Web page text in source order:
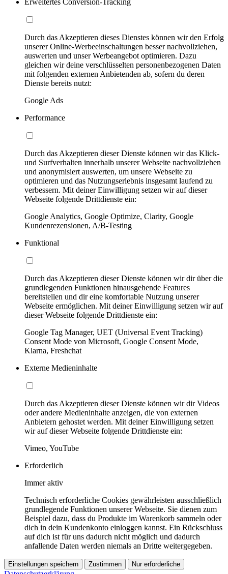
Durch das Akzeptieren dieses Dienstes können wir den Erfolg
unserer Online-Werbeeinschaltungen besser nachvollziehen,
auswerten und unser Werbeangebot optimieren. Dazu
gleichen wir deine verschlüsselten personenbezogenen Daten
mit folgenden externen Anbietenden ab, sofern du deren
Dienste bereits nutzt:
Google Ads
Performance
Durch das Akzeptieren dieser Dienste können wir das Klick-
und Surfverhalten innerhalb unserer Webseite nachvollziehen
und anonymisiert auswerten, um unsere Webseite zu
optimieren und das Nutzungserlebnis insgesamt laufend zu
verbessern. Mit deiner Einwilligung setzen wir auf dieser
Webseite folgende Drittdienste ein:
Google Analytics, Google Optimize, Clarity, Google
Kundenrezensionen, A/B-Testing
Funktional
Durch das Akzeptieren dieser Dienste können wir dir über die
grundlegenden Funktionen hinausgehende Features
bereitstellen und dir eine komfortable Nutzung unserer
Webseite ermöglichen. Mit deiner Einwilligung setzen wir auf
dieser Webseite folgende Drittdienste ein:
Google Tag Manager, UET (Universal Event Tracking)
Consent Mode von Microsoft, Google Consent Mode,
Klarna, Freshchat
Externe Medieninhalte
Durch das Akzeptieren dieser Dienste können wir dir Videos
oder andere Medieninhalte anzeigen, die von externen
Anbietern gehostet werden. Mit deiner Einwilligung setzen
wir auf dieser Webseite folgende Drittdienste ein:
Vimeo, YouTube
Erforderlich
Immer aktiv
Technisch erforderliche Cookies gewährleisten ausschließlich
grundlegende Funktionen unserer Webseite. Sie dienen zum
Beispiel dazu, dass du Produkte im Warenkorb sammeln oder
dich in dein Kundenkonto einloggen kannst. Ein Rückschluss
auf dich ist für uns dadurch nicht möglich und dadurch
anfallende Daten werden niemals an Dritte weitergegeben.
Einstellungen speichern Zustimmen Nur erforderliche